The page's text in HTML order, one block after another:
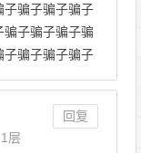
子骗子骗子骗子
子骗子骗子骗
子骗子骗子骗子
回复
1层